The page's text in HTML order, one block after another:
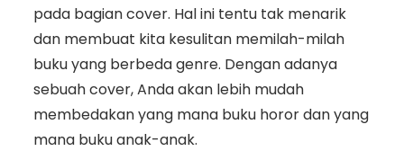
pada bagian cover. Hal ini tentu tak menarik
dan membuat kita kesulitan memilah-milah
buku yang berbeda genre. Dengan adanya
sebuah cover, Anda akan lebih mudah
membedakan yang mana buku horor dan yang
mana buku anak-anak.